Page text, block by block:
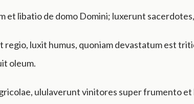
et libatio de domo Domini; luxerunt
regio, luxit humus, quoniam devastatum est
oleum.
ululaverunt vinitores super frumento et